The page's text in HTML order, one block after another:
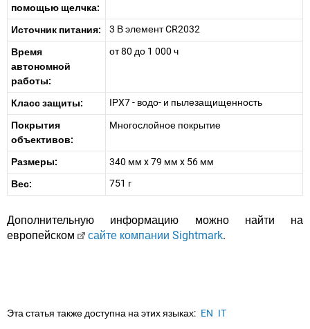
помощью щелчка:
Источник питания: 3 В элемент CR2032
Время
автономной
работы:
от 80 до 1 000 ч
Класс защиты: IPX7 - водо- и пылезащищенность
Покрытия
объективов:
Многослойное покрытие
Размеры:
340 мм x 79 мм x 56 мм
Вес:
751 г
Дополнительную информацию можно найти на
европейском
сайте компании Sightmark.
Эта статья также доступна на этих языках: EN IT